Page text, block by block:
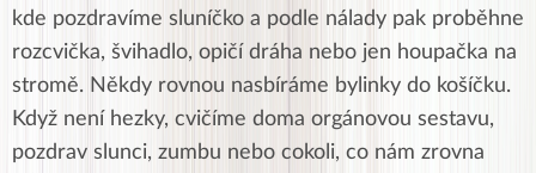
kde pozdravíme sluníčko a podle nálady pak proběhne
rozcvička, švihadlo, opičí dráha nebo jen houpačka na
stromě. Někdy rovnou nasbíráme bylinky do košíčku.
Když není hezky, cvičíme doma orgánovou sestavu,
pozdrav slunci, zumbu nebo cokoli, co nám zrovna